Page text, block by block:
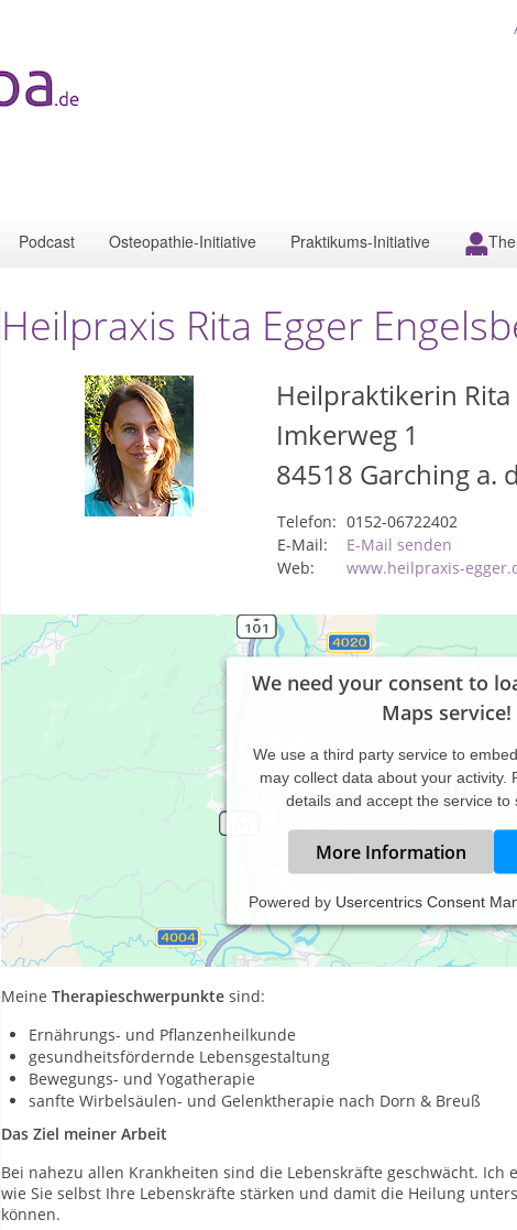
Podcast Osteopathie-Initiative Praktikums-Initiative
Heilpraxis Rita Egger
Heilpraktikerin Rita
Imkerweg 1
84518 Garching a.
Telefon: 0152-06722402
E-Mail:
E-Mail senden
Web:
www.heilpraxis-
We need your consent to
Maps service!
We use a third party service to
may collect data about your activity.
details and accept the service to
More Information
Powered by Usercentrics Consent
Herzlich willkommen in der Heilpraxis Rita Egger in Engelsberg (ca.
Hier finden Sie eine Therapie, die individuell auf Ihre Interessen
Meine Therapieschwerpunkte sind:
Ernährungs- und Pflanzenheilkunde
gesundheitsfördernde Lebensgestaltung
Bewegungs- und Yogatherapie
sanfte Wirbelsäulen- und Gelenktherapie nach Dorn & Breuß
Das Ziel meiner Arbeit
Bei nahezu allen Krankheiten sind die Lebenskräfte geschwächt.
wie Sie selbst Ihre Lebenskräfte stärken und damit die Heilung
können.